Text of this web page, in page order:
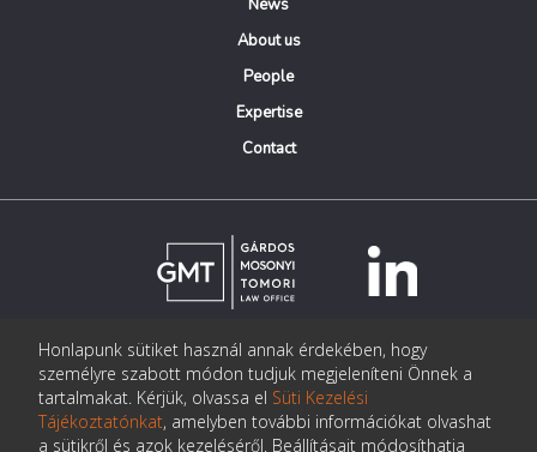
News
About us
People
Expertise
Contact
© Copyright Gárdos Mosonyi Tomori Ügyvédi Iroda
postmaster@gmtlegal.hu
Data privacy notice
Honlapunk sütiket használ annak érdekében, hogy
személyre szabott módon tudjuk megjeleníteni Önnek a
tartalmakat. Kérjük, olvassa el Süti Kezelési
Tájékoztatónkat, amelyben további információkat olvashat
a sütikről és azok kezeléséről. Beállításait módosíthatja